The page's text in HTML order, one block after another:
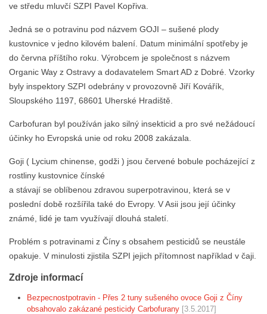
ve středu mluvčí SZPI Pavel Kopřiva.
Jedná se o potravinu pod názvem GOJI – sušené plody
kustovnice v jedno kilovém balení. Datum minimální spotřeby je
do června příštího roku. Výrobcem je společnost s názvem
Organic Way z Ostravy a dodavatelem Smart AD z Dobré. Vzorky
byly inspektory SZPI odebrány v provozovně Jiří Kovářík,
Sloupského 1197, 68601 Uherské Hradiště.
Carbofuran byl používán jako silný insekticid a pro své nežádoucí
účinky ho Evropská unie od roku 2008 zakázala.
Goji ( Lycium chinense, godži ) jsou červené bobule pocházející z
rostliny kustovnice čínské
a stávají se oblíbenou zdravou superpotravinou, která se v
poslední době rozšířila také do Evropy. V Asii jsou její účinky
známé, lidé je tam využívají dlouhá staletí.
Problém s potravinami z Číny s obsahem pesticidů se neustále
opakuje. V minulosti zjistila SZPI jejich přítomnost například v čaji.
Zdroje informací
Bezpecnostpotravin - Přes 2 tuny sušeného ovoce Goji z Číny
obsahovalo zakázané pesticidy Carbofurany [3.5.2017]